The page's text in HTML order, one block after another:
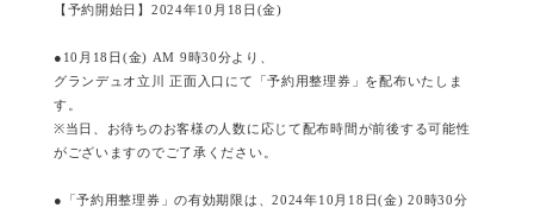
【予約開始日】2024年10月18日(金)
●10月18日(金) AM 9時30分より、
グランデュオ立川 正面入口にて「予約用整理券」を配布いたしま
す。
※当日、お待ちのお客様の人数に応じて配布時間が前後する可能性
がございますのでご了承ください。
●「予約用整理券」の有効期限は、2024年10月18日(金) 20時30分